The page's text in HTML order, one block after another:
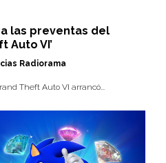
las preventas del
Auto VI’
Radiorama
Theft Auto VI arrancó...